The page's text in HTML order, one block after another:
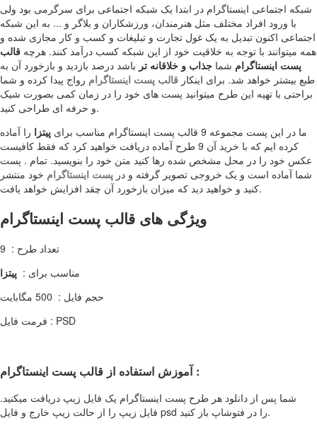
شبکه اجتماعی اینستاگرام در ابتدا یک شبکه اجتماعی برای سرگرمی بود ولی
با ورود افراد مختلف مثل هنرمندان، ورزشکاران و بلاگر و ... به این شبکه
اجتماعی اکنون تبدیل به یک غول تجارت و تبلیغات و کسب و کار مجازی شده و
همه میتوانند با توجه به خلاقیت خود از این شبکه کسب درآمد کنند. هرچه قالب
پست اینستاگرام شما جذاب و خلاقانه تر باشد درصد بازدید و بازخورد آن به
طبع بیشتر خواهد شد. برای اینکار قالب پست اینستاگرام رواج پیدا کرده و شما
براحتی با تهیه این طرح میتوانید پست های خود را در زمان کمی بصورت شیک
و حرفه ای طراحی کنید.
ما در این پست مجموعه 9 قالب پست اینستاگرام مناسب برای
پیتزا را آماده
کرده ایم که با خرید آن 9 طرح آماده دریافت خواهید کرد که فقط کافیست
عکس خود را در محل مشخص شده رها کنید متن خود را بنویسید. تمام . پست
شما آماده است و یک خروجی تصویر گرفته و در پست اینستاگرام خود منتشر
کنید و خواهید دید که میزان بازخورد آن چقد افزایش خواهد یافت.
ویژگی های قالب پست اینستاگرام
تعداد طرح : 9
مناسب برای : پیتزا
حجم فایل : 500 مگابایت
فرمت فایل : PSD
آموزش استفاده از قالب پست اینستاگرام :
شما پس از دانلود هر طرح پست اینستاگرام یک فایل زیپ دریافت میکنید.
فایل زیپ را از حالت زیپ خارج و فایل psd را در فتوشاپ باز کنید.